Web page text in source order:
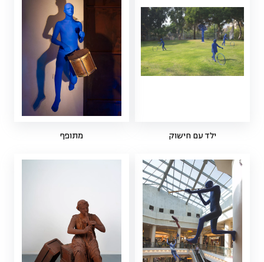
ילד עם חישוק מתופף